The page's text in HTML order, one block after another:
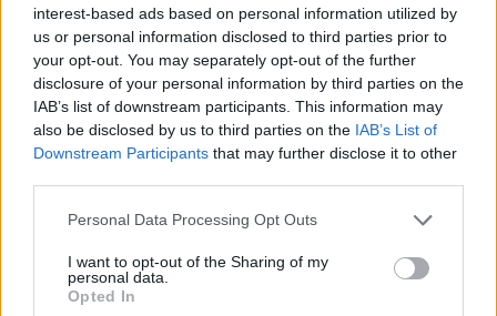
interest-based ads based on personal information utilized by
us or personal information disclosed to third parties prior to
your opt-out. You may separately opt-out of the further
disclosure of your personal information by third parties on the
IAB’s list of downstream participants. This information may
also be disclosed by us to third parties on the IAB’s List of
Downstream Participants that may further disclose it to other
Personal Data Processing Opt Outs
I want to opt-out of the Sharing of my
personal data.
Opted In
Δείτε ένα απόσπασμα από το το εν λόγω event του
2019: